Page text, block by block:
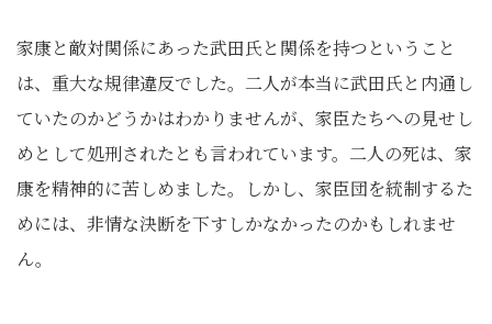
家康と敵対関係にあった武田氏と関係を持つということ
は、重大な規律違反でした。二人が本当に武田氏と内通し
ていたのかどうかはわかりませんが、家臣たちへの見せし
めとして処刑されたとも言われています。二人の死は、家
康を精神的に苦しめました。しかし、家臣団を統制するた
めには、非情な決断を下すしかなかったのかもしれませ
ん。